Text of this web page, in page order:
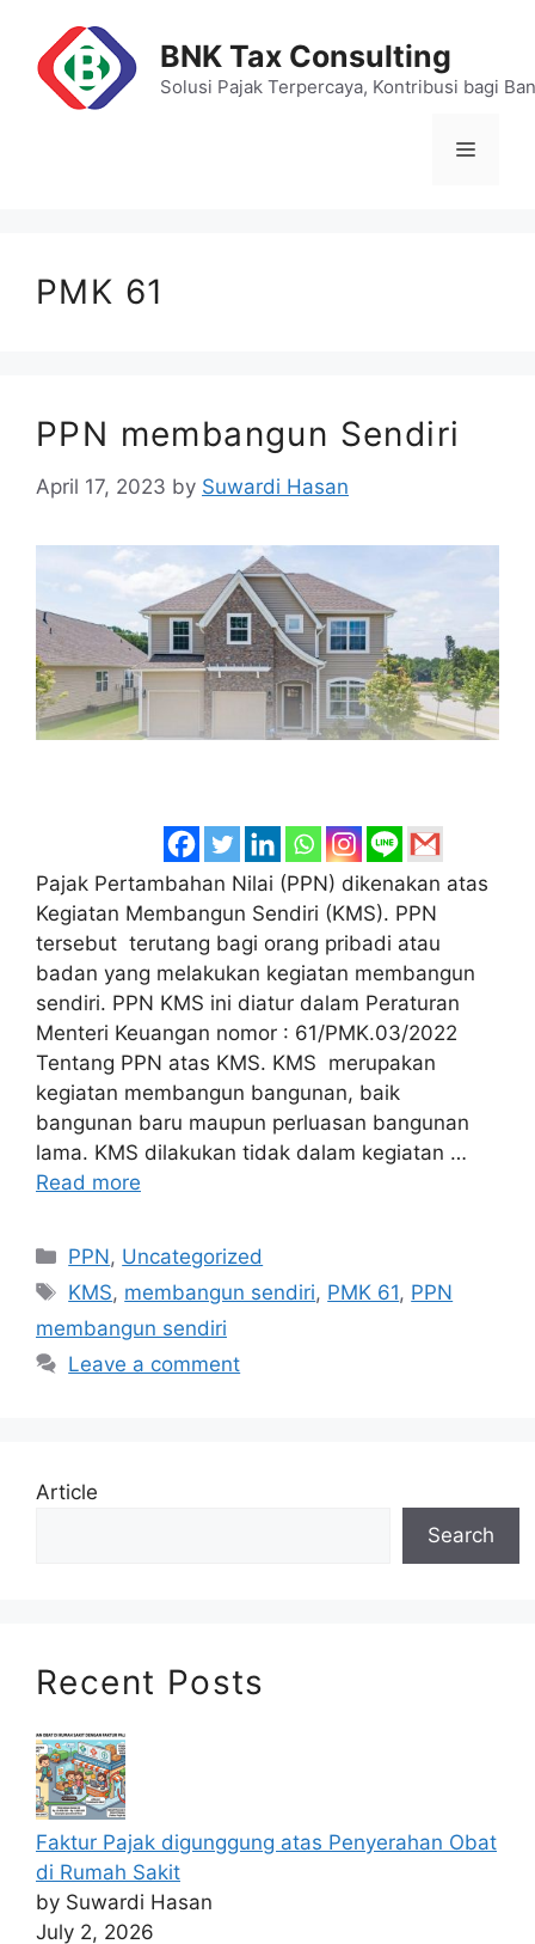
content
BNK Tax Consulting
Solusi Pajak Terpercaya, Kontribusi bagi
Menu
PMK 61
PPN membangun Sendiri
April 17, 2023 by Suwardi Hasan
Pajak Pertambahan Nilai (PPN) dikenakan atas
Kegiatan Membangun Sendiri (KMS). PPN
tersebut terutang bagi orang pribadi atau
badan yang melakukan kegiatan membangun
sendiri. PPN KMS ini diatur dalam Peraturan
Menteri Keuangan nomor : 61/PMK.03/2022
Tentang PPN atas KMS. KMS merupakan
kegiatan membangun bangunan, baik
bangunan baru maupun perluasan bangunan
lama. KMS dilakukan tidak dalam kegiatan …
Read more
Categories
PPN, Uncategorized
Tags
KMS, membangun sendiri, PMK 61, PPN
membangun sendiri
Leave a comment
Article
Search
Recent Posts
Faktur Pajak digunggung atas Penyerahan Obat
di Rumah Sakit
by Suwardi Hasan
July 2, 2026